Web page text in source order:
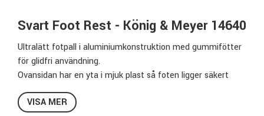
Svart Foot Rest - König & Meyer 14640
Ultralätt fotpall i aluminiumkonstruktion med gummifötter
för glidfri användning.
Ovansidan har en yta i mjuk plast så foten ligger säkert
mot pallen utan att halka iväg.
En fotpall är vanligt bland klassiska gitarrister för att få en
VISA MER